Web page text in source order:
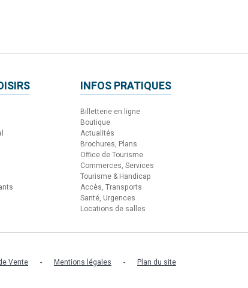
INFOS PRATIQUES
Billetterie en ligne
Boutique
Actualités
Brochures, Plans
Office de Tourisme
Commerces, Services
Tourisme & Handicap
Accès, Transports
Santé, Urgences
Locations de salles
Vente Mentions légales Plan du site